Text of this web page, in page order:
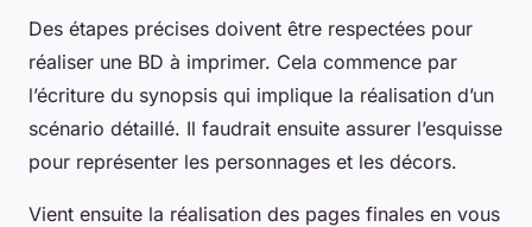
Des étapes précises doivent être respectées pour
réaliser une BD à imprimer. Cela commence par
l’écriture du synopsis qui implique la réalisation d’un
scénario détaillé. Il faudrait ensuite assurer l’esquisse
pour représenter les personnages et les décors.
Vient ensuite la réalisation des pages finales en vous